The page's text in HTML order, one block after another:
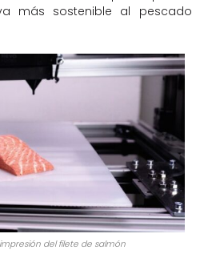
más sostenible al pescado
del filete de salmón